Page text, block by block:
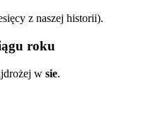
z naszej historii).
roku
w sie.